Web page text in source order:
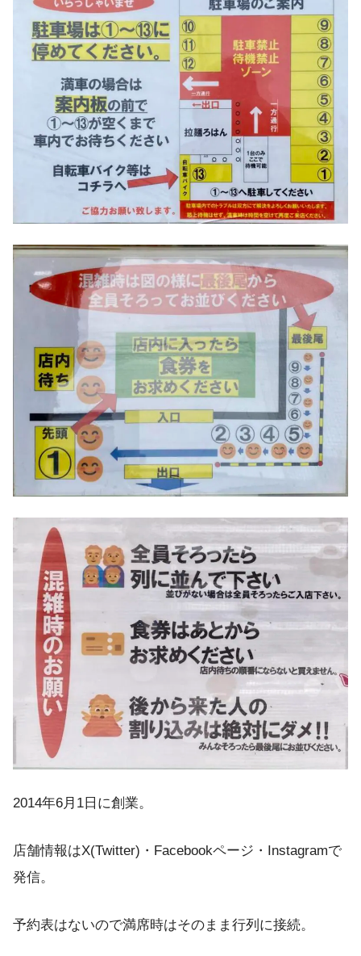
2014年6月1日に創業。
店舗情報はX(Twitter)・Facebookページ・Instagramで
発信。
予約表はないので満席時はそのまま行列に接続。